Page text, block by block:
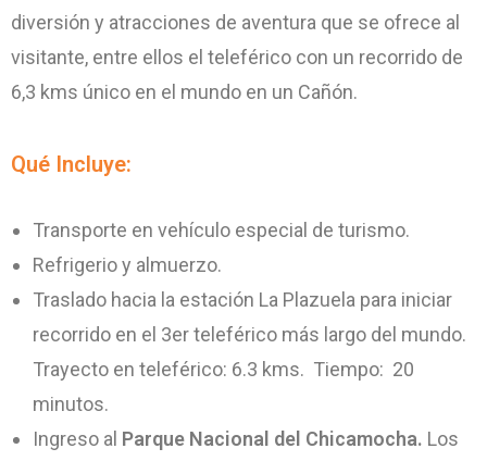
diversión y atracciones de aventura que se ofrece al
visitante, entre ellos el teleférico con un recorrido de
6,3 kms único en el mundo en un Cañón.
Qué Incluye:
Transporte en vehículo especial de turismo.
Refrigerio y almuerzo.
Traslado hacia la estación La Plazuela para iniciar
recorrido en el 3er teleférico más largo del mundo.
Trayecto en teleférico: 6.3 kms. Tiempo: 20
minutos.
Ingreso al Parque Nacional del Chicamocha. Los